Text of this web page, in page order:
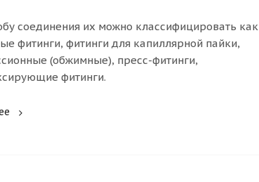
соединения их можно классифицировать как
фитинги, фитинги для капиллярной пайки,
(обжимные), пресс-фитинги,
фитинги.